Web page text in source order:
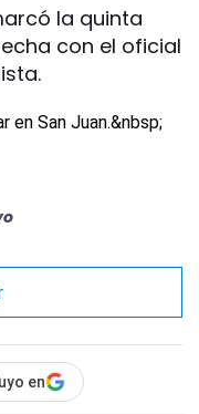
la quinta
con el oficial
en